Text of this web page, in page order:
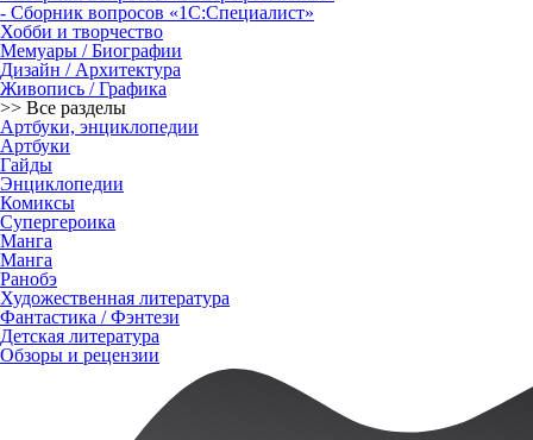
- Сборник вопросов «1С:Специалист»
Хобби и творчество
Мемуары / Биографии
Дизайн / Архитектура
Живопись / Графика
>> Все разделы
Артбуки, энциклопедии
Артбуки
Гайды
Энциклопедии
Комиксы
Супергероика
Манга
Манга
Ранобэ
Художественная литература
Фантастика / Фэнтези
Детская литература
Обзоры и рецензии